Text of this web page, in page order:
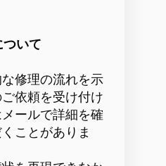
いて
修理の流れを示
依頼を受け付け
ールで詳細を確
ことがありま